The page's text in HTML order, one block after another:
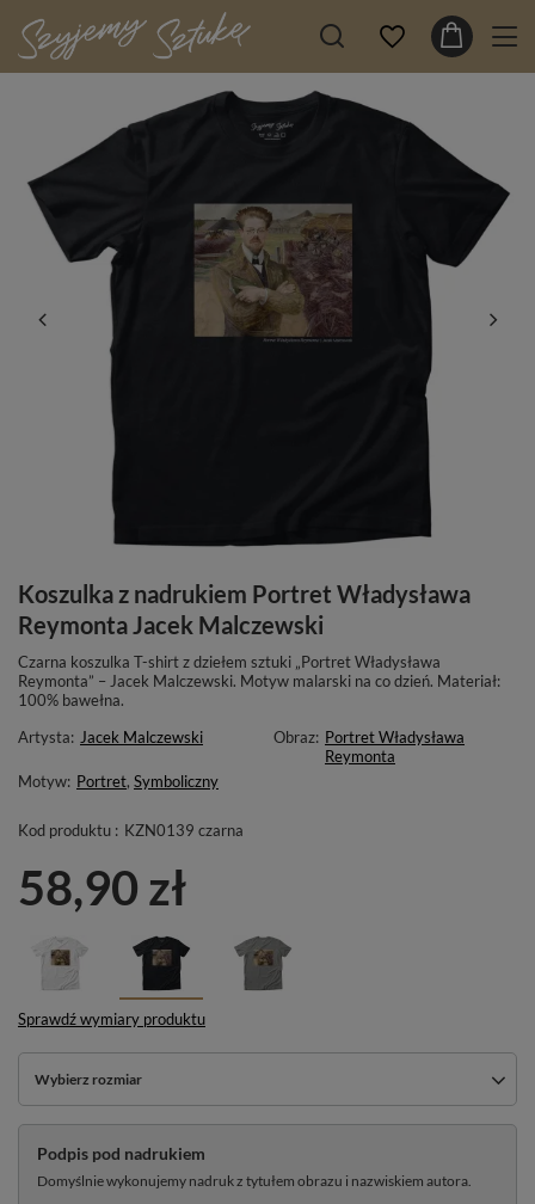
Koszulka z nadrukiem Portret Władysława
Reymonta Jacek Malczewski
Czarna koszulka T-shirt z dziełem sztuki „Portret Władysława
Reymonta” – Jacek Malczewski. Motyw malarski na co dzień. Materiał:
100% bawełna.
Artysta: Jacek Malczewski Obraz: Portret Władysława
Reymonta
Motyw: Portret, Symboliczny
Kod produktu : KZN0139 czarna
58,90 zł
Sprawdź wymiary produktu
Wybierz rozmiar
Podpis pod nadrukiem
Domyślnie wykonujemy nadruk z tytułem obrazu i nazwiskiem autora.